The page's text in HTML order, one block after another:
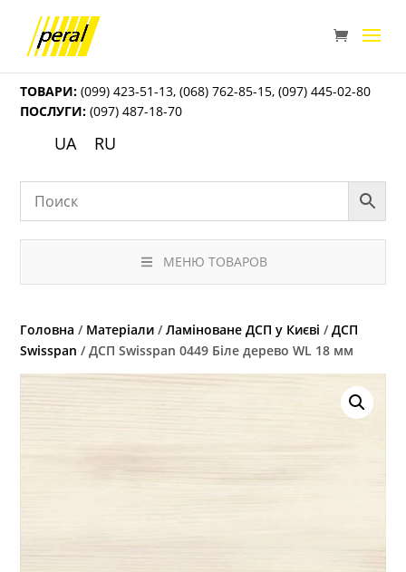
ТОВАРИ: (099) 423-51-13,(068) 762-85-15,(097) 445-02-80
ПОСЛУГИ: (097) 487-18-70
UA RU
МЕНЮ ТОВАРОВ
Головна / Матеріали /Ламіноване ДСП у Києві /ДСП
Swisspan / ДСП Swisspan 0449 Біле дерево WL 18 мм